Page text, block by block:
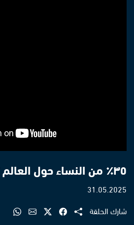
٣٥٪ من النساء حول العالم تعرّضن للتحرش
31.05.2025
شارك الحلقة